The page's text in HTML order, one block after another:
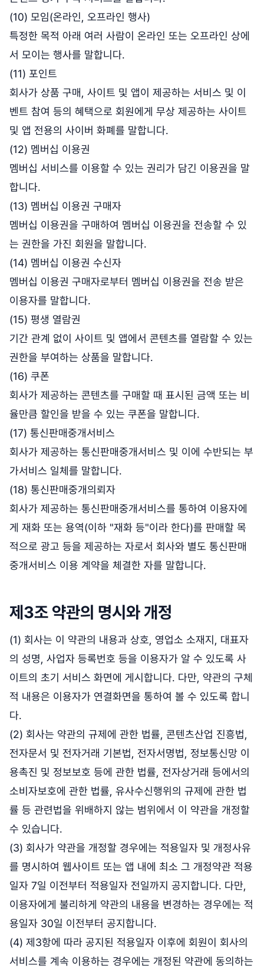
(10) 모임(온라인, 오프라인 행사)
특정한 목적 아래 여러 사람이 온라인 또는 오프라인 상에
서 모이는 행사를 말합니다.
(11) 포인트
회사가 상품 구매, 사이트 및 앱이 제공하는 서비스 및 이
벤트 참여 등의 혜택으로 회원에게 무상 제공하는 사이트
및 앱 전용의 사이버 화폐를 말합니다.
(12) 멤버십 이용권
멤버십 서비스를 이용할 수 있는 권리가 담긴 이용권을 말
합니다.
(13) 멤버십 이용권 구매자
멤버십 이용권을 구매하여 멤버십 이용권을 전송할 수 있
는 권한을 가진 회원을 말합니다.
(14) 멤버십 이용권 수신자
멤버십 이용권 구매자로부터 멤버십 이용권을 전송 받은
이용자를 말합니다.
(15) 평생 열람권
기간 관계 없이 사이트 및 앱에서 콘텐츠를 열람할 수 있는
권한을 부여하는 상품을 말합니다.
(16) 쿠폰
회사가 제공하는 콘텐츠를 구매할 때 표시된 금액 또는 비
율만큼 할인을 받을 수 있는 쿠폰을 말합니다.
(17) 통신판매중개서비스
회사가 제공하는 통신판매중개서비스 및 이에 수반되는 부
가서비스 일체를 말합니다.
(18) 통신판매중개의뢰자
회사가 제공하는 통신판매중개서비스를 통하여 이용자에
게 재화 또는 용역(이하 "재화 등"이라 한다)를 판매할 목
적으로 광고 등을 제공하는 자로서 회사와 별도 통신판매
중개서비스 이용 계약을 체결한 자를 말합니다.
제3조 약관의 명시와 개정
(1) 회사는 이 약관의 내용과 상호, 영업소 소재지, 대표자
의 성명, 사업자 등록번호 등을 이용자가 알 수 있도록 사
이트의 초기 서비스 화면에 게시합니다. 다만, 약관의 구체
적 내용은 이용자가 연결화면을 통하여 볼 수 있도록 합니
다.
(2) 회사는 약관의 규제에 관한 법률, 콘텐츠산업 진흥법,
전자문서 및 전자거래 기본법, 전자서명법, 정보통신망 이
용촉진 및 정보보호 등에 관한 법률, 전자상거래 등에서의
소비자보호에 관한 법률, 유사수신행위의 규제에 관한 법
률 등 관련법을 위배하지 않는 범위에서 이 약관을 개정할
수 있습니다.
(3) 회사가 약관을 개정할 경우에는 적용일자 및 개정사유
를 명시하여 웹사이트 또는 앱 내에 최소 그 개정약관 적용
일자 7일 이전부터 적용일자 전일까지 공지합니다. 다만,
이용자에게 불리하게 약관의 내용을 변경하는 경우에는 적
용일자 30일 이전부터 공지합니다.
(4) 제3항에 따라 공지된 적용일자 이후에 회원이 회사의
서비스를 계속 이용하는 경우에는 개정된 약관에 동의하는